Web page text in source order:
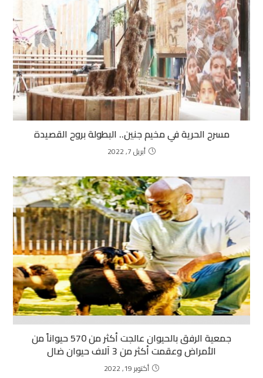
مسرح الحرية في مخيم جنين.. البطولة بروح القصيدة
أبريل 7, 2022
جمعية الرفق بالحيوان عالجت أكثر من 570 حيواناً من
الأمراض وعقمت أكثر من 3 آلاف حيوان ضال
أكتوبر 19, 2022